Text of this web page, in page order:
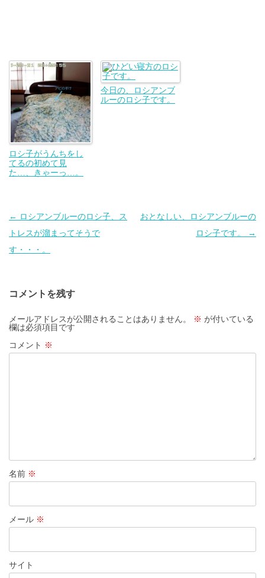
ロシ子がうんちをし
てるの初めて見
た…、きゃーっ…。
今日の、ロシアンブ
ルーのロシ子です。
投
稿
ナ
ー
シ
ョ
ン
← ロシアンブルーのロシ子、ス
トレスが溜まってそうで
す・・・。
おとなしい、ロシアンブルーの
ロシ子です。
→
コメントを残す
メールアドレスが公開されることはありません。 ※ が付いている
欄は必須項目です
コメント ※
名前 ※
メール ※
サイト